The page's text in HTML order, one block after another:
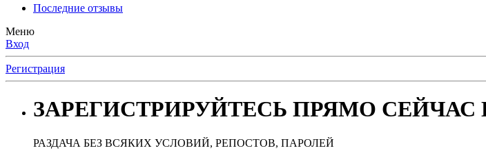
Последние отзывы
Меню
Вход
Регистрация
ЗАРЕГИСТРИРУЙТЕСЬ ПРЯМО
РАЗДАЧА БЕЗ ВСЯКИХ УСЛОВИЙ, РЕПОСТОВ, ПАРОЛЕЙ